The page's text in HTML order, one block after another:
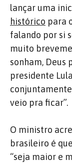
lançar uma
histórico para
falando por si
muito
sonham, Deus
presidente
veio pra ficar”.
O ministro
brasileiro é
“seja maior e